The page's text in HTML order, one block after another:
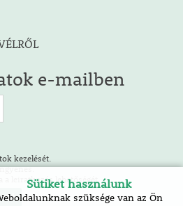
e-mailben
kezelését.
leiratkozás lehetőségét.
Sütiket használunk
szüksége van az Ön